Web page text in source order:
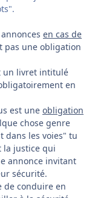
en cas de
pas une obligation
un livret intitulé
en
est une obligation
chose genre
dans les voies" tu
la justice qui
annonce invitant
sécurité.
de conduire en